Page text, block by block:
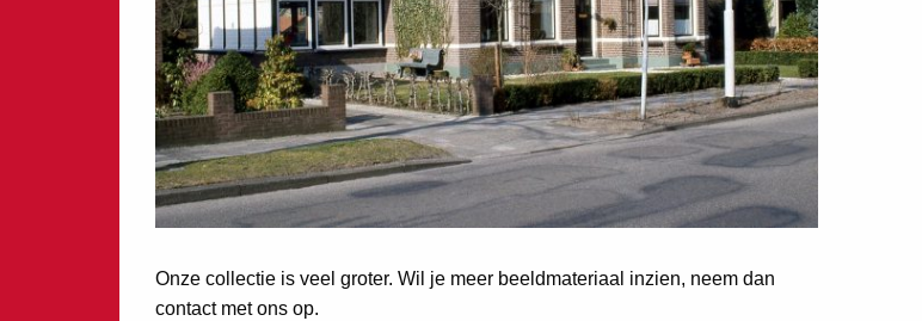
Onze collectie is veel groter. Wil je meer beeldmateriaal inzien, neem dan
contact met ons op.